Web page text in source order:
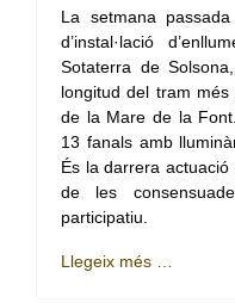
La setmana
d’instal·lació
Sotaterra de
longitud del tram
de la Mare de la
13 fanals amb
És la darrera
de les
participatiu.
Llegeix més …